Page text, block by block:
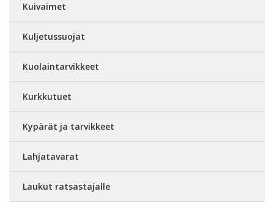
Kuivaimet
Kuljetussuojat
Kuolaintarvikkeet
Kurkkutuet
Kypärät ja tarvikkeet
Lahjatavarat
Laukut ratsastajalle